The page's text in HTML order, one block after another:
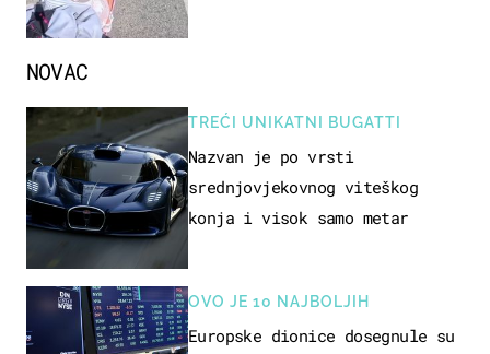
NOVAC
TREĆI UNIKATNI BUGATTI
Nazvan je po vrsti
srednjovjekovnog viteškog
konja i visok samo metar
OVO JE 10 NAJBOLJIH
Europske dionice dosegnule su